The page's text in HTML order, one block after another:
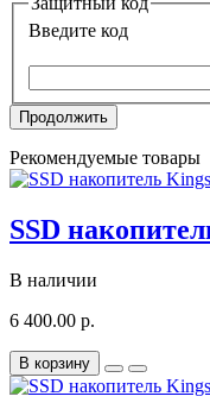
Введите код
Продолжить
Рекомендуемые товары
SSD
В наличии
6 400.00 р.
В корзину